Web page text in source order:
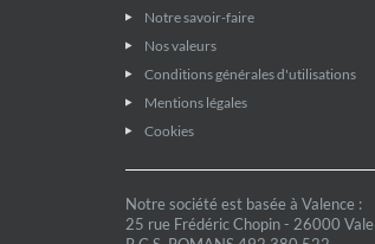
Notre savoir-faire
Nos valeurs
Conditions générales d'utilisations
Mentions légales
Cookies
Notre société est basée à Valence :
25 rue Frédéric Chopin - 26000